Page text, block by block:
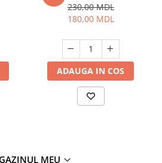
230,00 MDL
180,00 MDL
ADAUGA IN COS
MEU